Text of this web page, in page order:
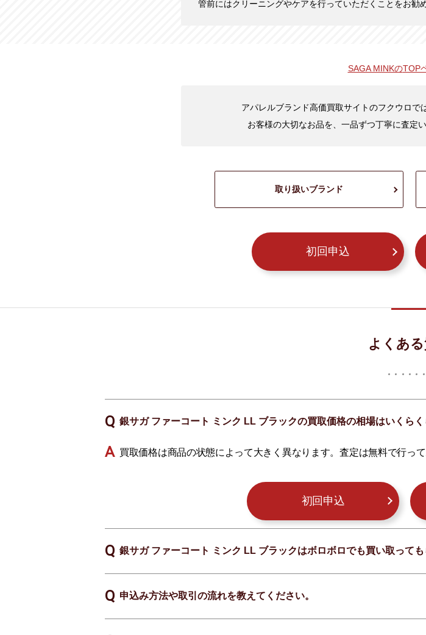
管前にはクリーニングやケアを行っていただくことをお勧
SAGA MINKのTOP
アパレルブランド高価買取サイトのフクウロで
お客様の大切なお品を、一品ずつ丁寧に査定
取り扱いブランド
初回申込
よくある
銀サガ ファーコート ミンク LL ブラックの買取価格の相場はいくらく
買取価格は商品の状態によって大きく異なります。査定は無料で行っ
初回申込
銀サガ ファーコート ミンク LL ブラックはボロボロでも買い取っても
申込み方法や取引の流れを教えてください。